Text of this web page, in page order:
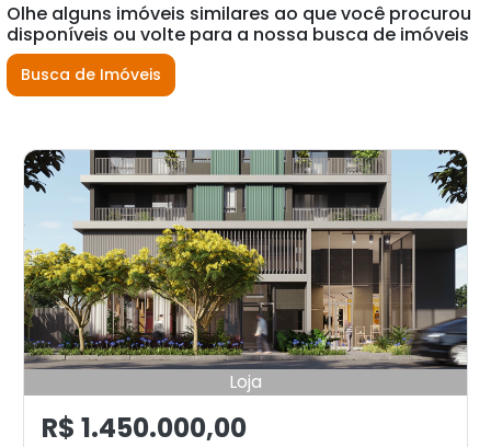
Olhe alguns imóveis similares ao que você procurou
disponíveis ou volte para a nossa busca de imóveis
Busca de Imóveis
Loja
R$ 1.450.000,00